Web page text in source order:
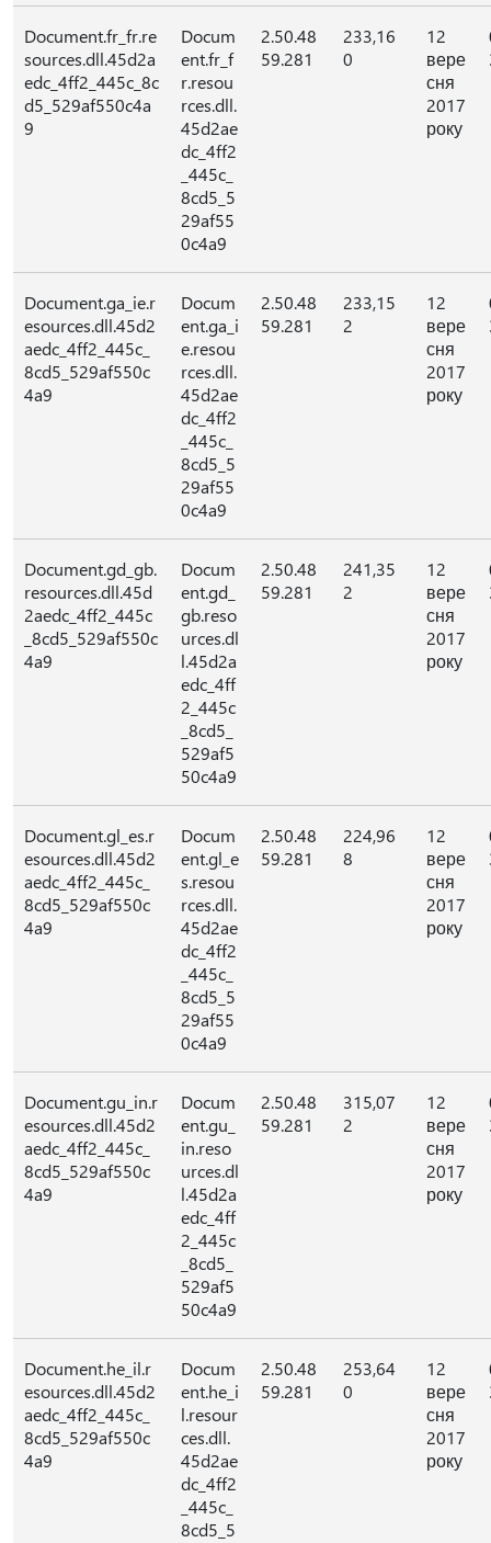
Document.fr_fr.re
sources.dll.45d2a
edc_4ff2_445c_8c
d5_529af550c4a
9
Docum
ent.fr_f
r.resou
rces.dll.
45d2ae
dc_4ff2
_445c_
8cd5_5
29af55
0c4a9
2.50.48
59.281
233,16
0
12
вере
сня
2017
року
Document.ga_ie.r
esources.dll.45d2
aedc_4ff2_445c_
8cd5_529af550c
4a9
Docum
ent.ga_i
e.resou
rces.dll.
45d2ae
dc_4ff2
_445c_
8cd5_5
29af55
0c4a9
2.50.48
59.281
233,15
2
12
вере
сня
2017
року
Document.gd_gb.
resources.dll.45d
2aedc_4ff2_445c
_8cd5_529af550c
4a9
Docum
ent.gd_
gb.reso
urces.dl
l.45d2a
edc_4ff
2_445c
_8cd5_
529af5
50c4a9
2.50.48
59.281
241,35
2
12
вере
сня
2017
року
Document.gl_es.r
esources.dll.45d2
aedc_4ff2_445c_
8cd5_529af550c
4a9
Docum
ent.gl_e
s.resou
rces.dll.
45d2ae
dc_4ff2
_445c_
8cd5_5
29af55
0c4a9
2.50.48
59.281
224,96
8
12
вере
сня
2017
року
Document.gu_in.r
esources.dll.45d2
aedc_4ff2_445c_
8cd5_529af550c
4a9
Docum
ent.gu_
in.reso
urces.dl
l.45d2a
edc_4ff
2_445c
_8cd5_
529af5
50c4a9
2.50.48
59.281
315,07
2
12
вере
сня
2017
року
Document.he_il.r
esources.dll.45d2
aedc_4ff2_445c_
8cd5_529af550c
4a9
Docum
ent.he_i
l.resour
ces.dll.
45d2ae
dc_4ff2
_445c_
8cd5_5
2.50.48
59.281
253,64
0
12
вере
сня
2017
року